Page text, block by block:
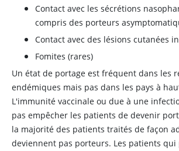
Contact avec les sécrétions
compris des porteurs
Contact avec des lésions cutanées
Fomites (rares)
Un état de portage est fréquent dans les
endémiques mais pas dans les pays à
L'immunité vaccinale ou due à une
pas empêcher les patients de devenir
la majorité des patients traités de façon
deviennent pas porteurs. Les patients